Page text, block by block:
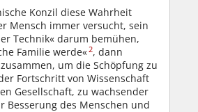
Konzil diese Wahrheit
Mensch immer versucht, sein
Technik« darum bemühen,
Familie werde« 2, dann
um die Schöpfung zu
Fortschritt von Wissenschaft
Gesellschaft, zu wachsender
des Menschen und